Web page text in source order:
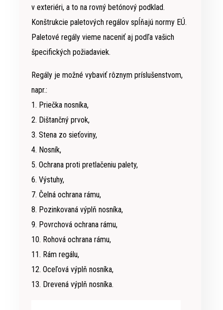
v exteriéri, a to na rovný betónový podklad.
Konštrukcie paletových regálov spĺňajú normy EÚ.
Paletové regály vieme naceniť aj podľa vašich
špecifických požiadaviek.
Regály je možné vybaviť rôznym príslušenstvom,
napr.:
1. Priečka nosníka,
2. Dištančný prvok,
3. Stena zo sieťoviny,
4. Nosník,
5. Ochrana proti pretlačeniu palety,
6. Výstuhy,
7. Čelná ochrana rámu,
8. Pozinkovaná výplň nosníka,
9. Povrchová ochrana rámu,
10. Rohová ochrana rámu,
11. Rám regálu,
12. Oceľová výplň nosníka,
13. Drevená výplň nosníka.